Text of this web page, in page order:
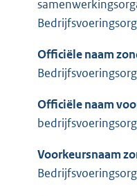
Officiële naam
Officiële naam
Voorkeursnaam